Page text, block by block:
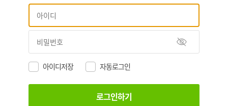
아이디저장 자동로그인